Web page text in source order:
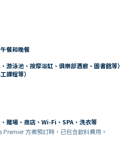
餐和晚餐
游泳池、按摩浴缸、俱樂部酒廊、圖書館等）
課程等）
賭場、商店、Wi-Fi、SPA、洗衣等
Premier 方案預訂時，已包含飲料費用。